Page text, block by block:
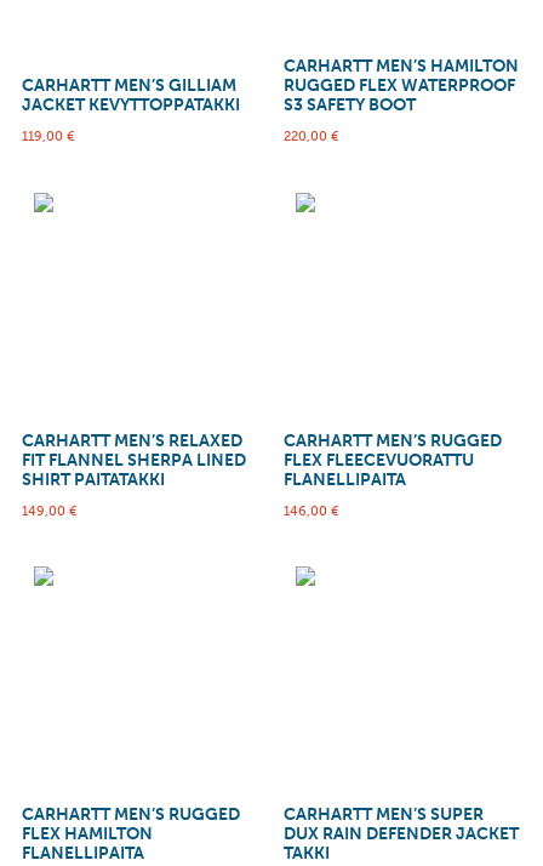
CARHARTT MEN’S GILLIAM
JACKET KEVYTTOPPATAKKI
119,00 €
CARHARTT MEN’S HAMILTON
RUGGED FLEX WATERPROOF
S3 SAFETY BOOT
220,00 €
CARHARTT MEN’S RELAXED
FIT FLANNEL SHERPA LINED
SHIRT PAITATAKKI
149,00 €
CARHARTT MEN’S RUGGED
FLEX FLEECEVUORATTU
FLANELLIPAITA
146,00 €
CARHARTT MEN’S RUGGED
FLEX HAMILTON
FLANELLIPAITA
CARHARTT MEN’S SUPER
DUX RAIN DEFENDER JACKET
TAKKI